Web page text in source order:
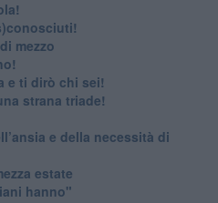
mezzo
e ti dirò chi sei!
strana triade!
e della necessità di
estate
hanno"